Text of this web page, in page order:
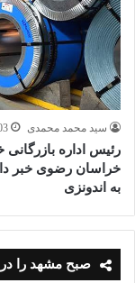
سید محمد محمدی
رئیس اداره
به اندونزی
صبح مشهد را در